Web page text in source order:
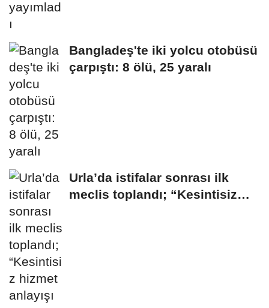
Bangladeş'te iki yolcu otobüsü
çarpıştı: 8 ölü, 25 yaralı
Urla’da istifalar sonrası ilk
meclis toplandı; “Kesintisiz